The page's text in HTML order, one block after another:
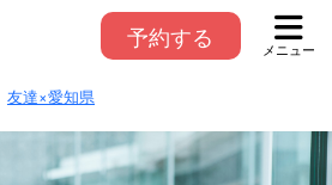
予約する メニュー
友達×愛知県